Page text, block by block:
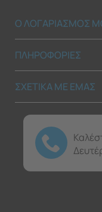
Ο ΛΟΓΑΡΙΑΣΜΟΣ
ΠΛΗΡΟΦΟΡΙΕΣ
ΣΧΕΤΙΚΑ ΜΕ ΕΜΑΣ